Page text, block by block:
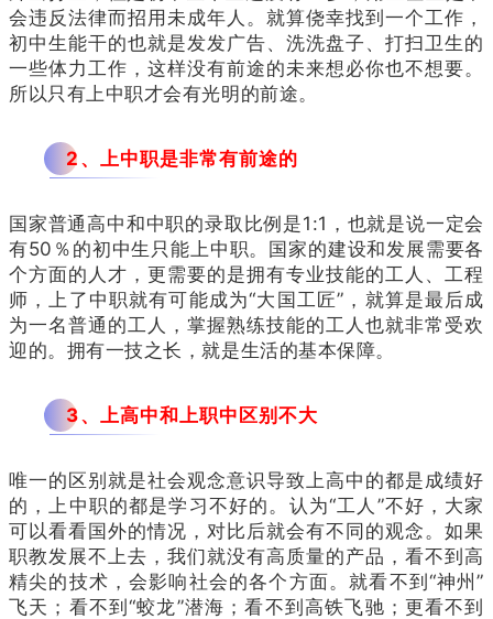
会违反法律而招用未成年人。就算侥幸找到一个工作，
初中生能干的也就是发发广告、洗洗盘子、打扫卫生的
一些体力工作，这样没有前途的未来想必你也不想要。
所以只有上中职才会有光明的前途。
2、 上中职是非常有前途的
国家普通高中和中职的录取比例是1:1 ，也就是说一定会
有50％ 的初中生只能上中职。国家的建设和发展需要各
个方面的人才，更需要的是拥有专业技能的工人、工程
师，上了中职就有可能成为“大国工匠”，就算是最后成
为一名普通的工人，掌握熟练技能的工人也就非常受欢
迎的。拥有一技之长，就是生活的基本保障。
3、 上高中和上职中区别不大
唯一的区别就是社会观念意识导致上高中的都是成绩好
的，上中职的都是学习不好的。认为“工人”不好，大家
可以看看国外的情况，对比后就会有不同的观念。如果
职教发展不上去，我们就没有高质量的产品，看不到高
精尖的技术，会影响社会的各个方面。就看不到“神州”
飞天；看不到“蛟龙”潜海；看不到高铁飞驰；更看不到